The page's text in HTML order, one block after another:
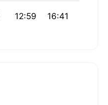
12:59 16:41